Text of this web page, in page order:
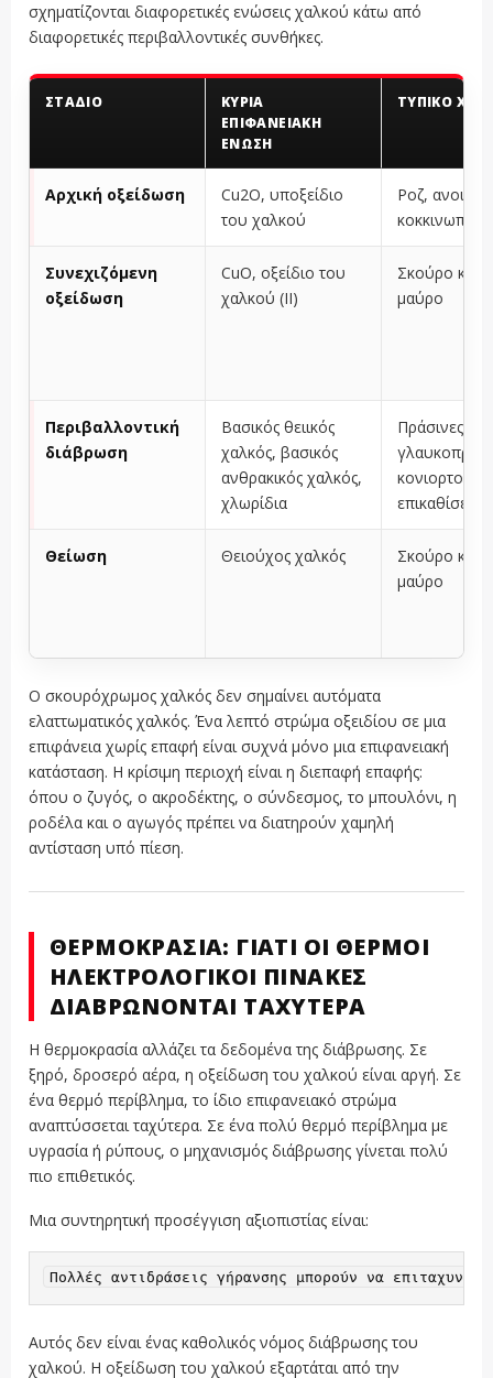
σχηματίζονται διαφορετικές ενώσεις χαλκού κάτω από
διαφορετικές περιβαλλοντικές συνθήκες.
ΣΤΆΔΙΟ
ΚΎΡΙΑ
ΕΠΙΦΑΝΕΙΑΚΉ
ΈΝΩΣΗ
ΤΥΠΙΚΌ
Αρχική οξείδωση
Cu2O, υποξείδιο
του χαλκού
Ροζ,
κοκκινωπό
Συνεχιζόμενη
οξείδωση
CuO, οξείδιο του
χαλκού (II)
Σκούρο
μαύρο
Περιβαλλοντική
διάβρωση
Βασικός θειικός
χαλκός, βασικός
ανθρακικός χαλκός,
χλωρίδια
Πράσινες,
επικαθίσεις
Θείωση Θειούχος χαλκός
Σκούρο
μαύρο
Ο σκουρόχρωμος χαλκός δεν σημαίνει αυτόματα
ελαττωματικός χαλκός. Ένα λεπτό στρώμα οξειδίου σε μια
επιφάνεια χωρίς επαφή είναι συχνά μόνο μια επιφανειακή
κατάσταση. Η κρίσιμη περιοχή είναι η διεπαφή επαφής:
όπου ο ζυγός, ο ακροδέκτης, ο σύνδεσμος, το μπουλόνι, η
ροδέλα και ο αγωγός πρέπει να διατηρούν χαμηλή
αντίσταση υπό πίεση.
ΘΕΡΜΟΚΡΑΣΊΑ: ΓΙΑΤΊ ΟΙ ΘΕΡΜΟΊ
ΗΛΕΚΤΡΟΛΟΓΙΚΟΊ ΠΊΝΑΚΕΣ
ΔΙΑΒΡΏΝΟΝΤΑΙ ΤΑΧΎΤΕΡΑ
Η θερμοκρασία αλλάζει τα δεδομένα της διάβρωσης. Σε
ξηρό, δροσερό αέρα, η οξείδωση του χαλκού είναι αργή. Σε
ένα θερμό περίβλημα, το ίδιο επιφανειακό στρώμα
αναπτύσσεται ταχύτερα. Σε ένα πολύ θερμό περίβλημα με
υγρασία ή ρύπους, ο μηχανισμός διάβρωσης γίνεται πολύ
πιο επιθετικός.
Μια συντηρητική προσέγγιση αξιοπιστίας είναι:
Αυτός δεν είναι ένας καθολικός νόμος διάβρωσης του
χαλκού. Η οξείδωση του χαλκού εξαρτάται από την